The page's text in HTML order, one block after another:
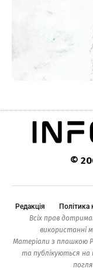
©
Редакція Політика
Всіх прав
використанні
Матеріали з плашкою
та публікуються на